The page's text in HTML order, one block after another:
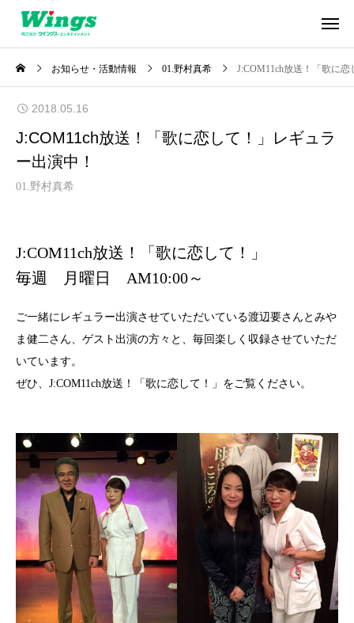
お知らせ・活動情報 01.野村真希 J:COM11ch放送！「歌に
2018.05.16
J:COM11ch放送！「歌に恋して！」レギュラ
ー出演中！
01.野村真希
J:COM11ch放送！「歌に恋して！」
毎週 月曜日 AM10:00～
ご一緒にレギュラー出演させていただいている渡辺要さんとみや
ま健二さん、ゲスト出演の方々と、毎回楽しく収録させていただ
いています。
ぜひ、J:COM11ch放送！「歌に恋して！」をご覧ください。